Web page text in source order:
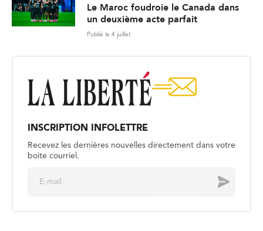
Le Maroc foudroie le Canada dans
un deuxième acte parfait
Publié le 4 juillet
INSCRIPTION INFOLETTRE
Recevez les dernières nouvelles directement dans votre
boite courriel.
Envoyer